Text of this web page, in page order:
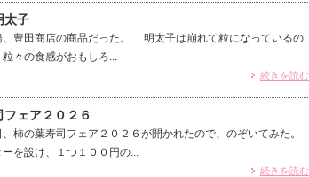
太子
豊田商店の商品だった。 明太子は崩れて粒になっているの
々の食感がおもしろ...
続きを読む
ェア２０２６
柿の葉寿司フェア２０２６が開かれたので、のぞいてみた。
を設け、１つ１００円の...
続きを読む